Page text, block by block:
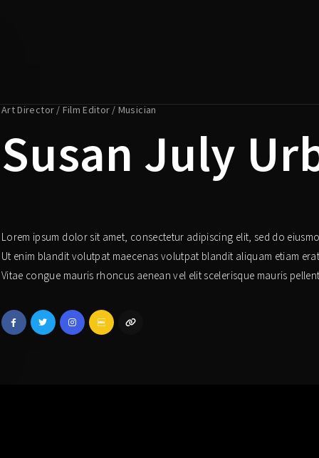
Art Director Film Editor Musician
Susan July
Lorem ipsum dolor sit amet, consectetur adipiscing elit, sed do
Ut enim blandit volutpat maecenas volutpat blandit aliquam etiam
Vitae congue mauris rhoncus aenean vel elit scelerisque mauris
Press Enter / Return to begin your search or hit ESC to close.
or Email Address